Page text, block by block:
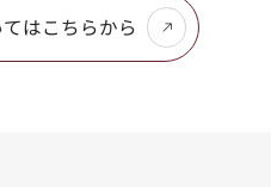
はこちらから